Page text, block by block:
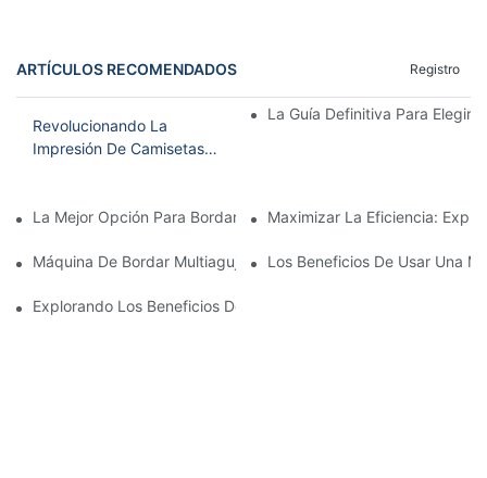
ARTÍCULOS RECOMENDADOS Registro
Revolucionando La
Impresión De Camisetas
La Guía Definitiva Para Elegir
La Mejor Opción Para Bordar En Casa: La Mejor Máquina De
Maximizar La Eficiencia:
Máquina De Bordar Multiagujas Asequible: Una Opción
Los Beneficios De Usar Una
Explorando Los Beneficios De Una Máquina De Bordar